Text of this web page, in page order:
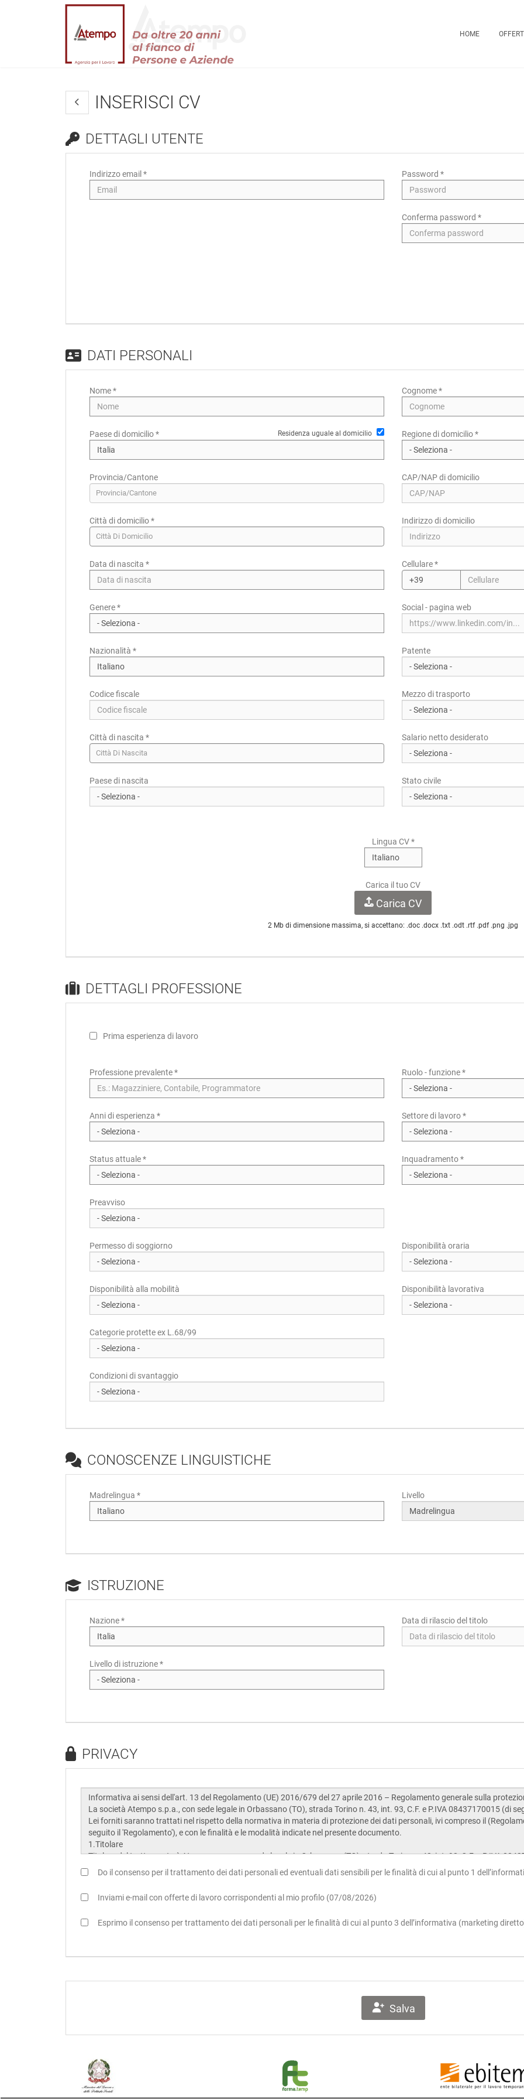
HOME
INSERISCI CV
DETTAGLI UTENTE
Indirizzo email * Password *
Conferma password *
DATI PERSONALI
Nome * Cognome *
Paese di domicilio * Residenza uguale al domicilio Regione di domicilio *
Provincia/Cantone
Provincia/Cantone
CAP/NAP di domicilio
Città di domicilio *
Città Di Domicilio
Indirizzo di domicilio
Paese di residenza * Regione/Cantone di residenza *
Provincia/Cantone di residenza
Provincia/Cantone Di Residenza
CAP/NAP di residenza
Città di residenza
Città Di Residenza
Indirizzo di residenza
Data di nascita *
Genere *
Nazionalità *
Codice fiscale
Città di nascita *
Città Di Nascita
Paese di nascita
Cellulare *
Social - pagina web
Patente
Mezzo di trasporto
Salario netto desiderato
Stato civile
Lingua CV *
Carica il tuo CV
Carica CV
2 Mb di dimensione massima, si accettano: .doc .docx .txt .odt .rtf .pdf .png .jpg
DETTAGLI PROFESSIONE
Prima esperienza di lavoro
Professione prevalente* Ruolo - funzione *
Anni di esperienza *
Status attuale *
Preavviso
Settore di lavoro *
Inquadramento *
Permesso di soggiorno
Disponibilità alla mobilità
Categorie protette ex L.68/99
Condizioni di svantaggio
Disponibilità oraria
Disponibilità lavorativa
CONOSCENZE LINGUISTICHE
Madrelingua * Livello
ISTRUZIONE
Nazione *
Livello di istruzione *
Data di rilascio del titolo
PRIVACY
Do il consenso per il trattamento dei dati personali ed eventuali dati sensibili per le finalità di cui al punto 1
Inviami e-mail con offerte di lavoro corrispondenti al mio profilo (07/08/2026)
Esprimo il consenso per trattamento dei dati personali per le finalità di cui al punto 3 dell’informativa (marketing
Salva